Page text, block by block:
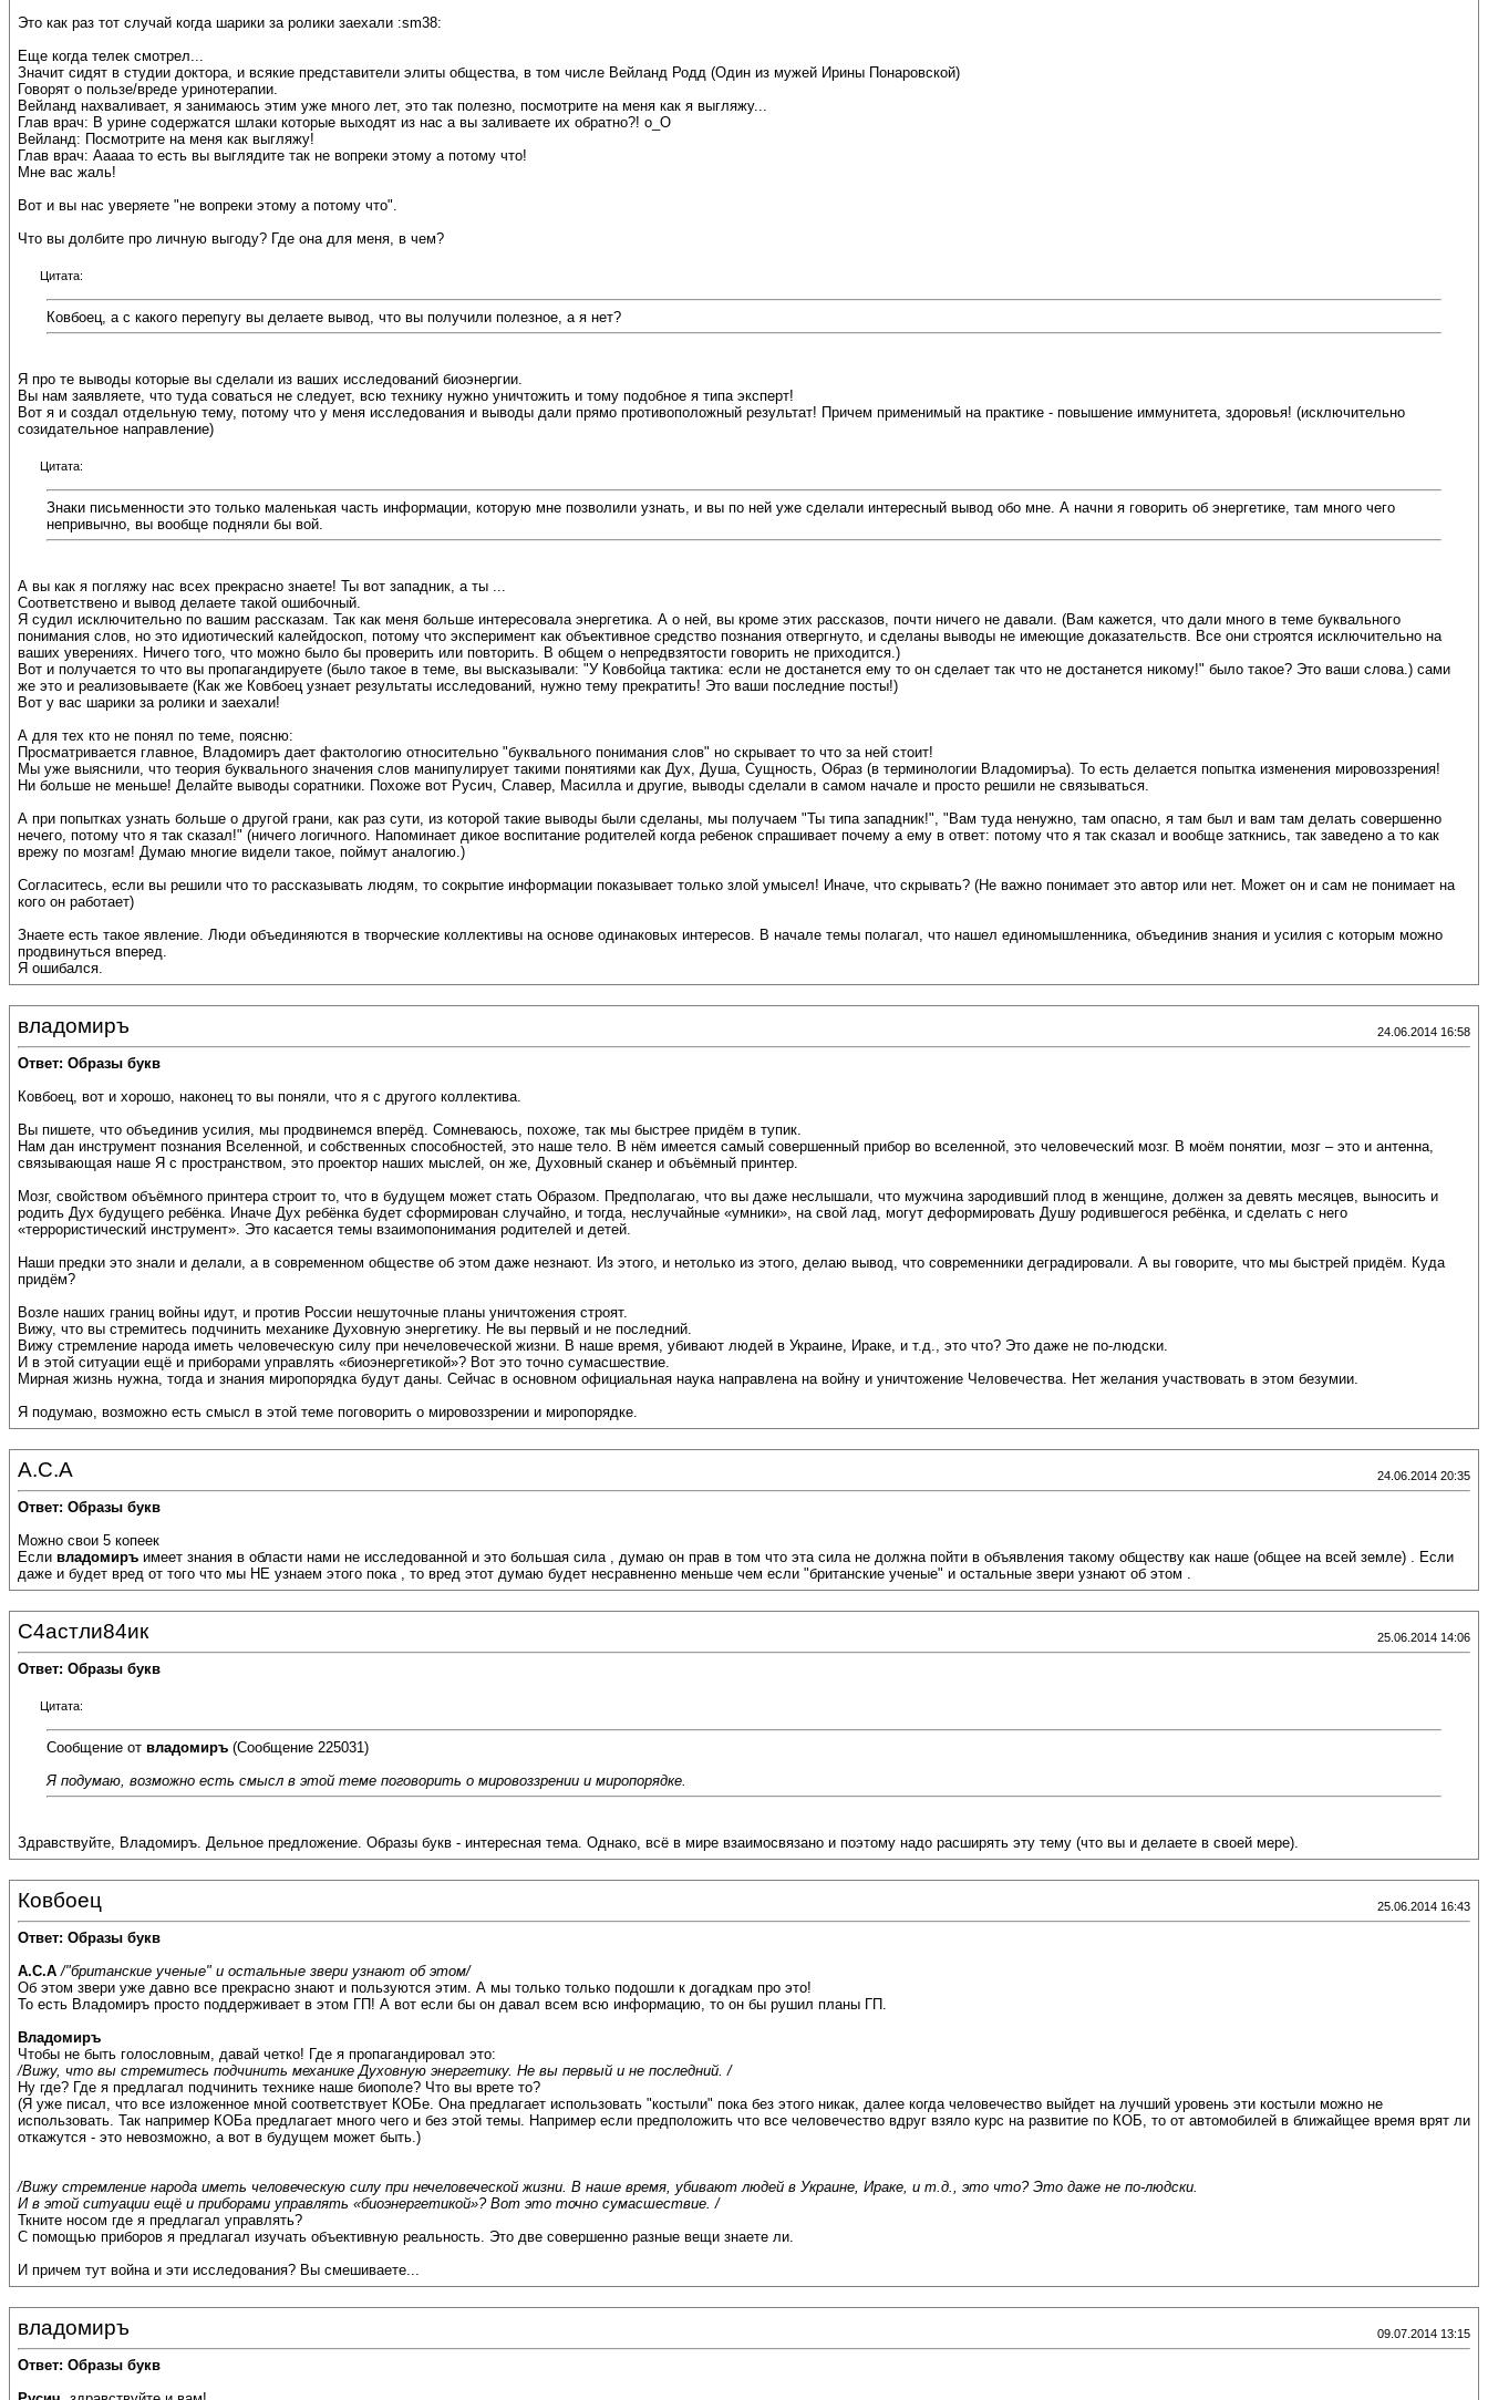
Это как раз тот случай когда шарики за ролики заехали :sm38:
Еще когда телек смотрел...
Значит сидят в студии доктора, и всякие представители элиты общества, в том числе Вейланд Родд (Один из мужей Ирины Понаровской)
Говорят о пользе/вреде уринотерапии.
Вейланд нахваливает, я занимаюсь этим уже много лет, это так полезно, посмотрите на меня как я выгляжу...
Глав врач: В урине содержатся шлаки которые выходят из нас а вы заливаете их обратно?! о_О
Вейланд: Посмотрите на меня как выгляжу!
Глав врач: Ааааа то есть вы выглядите так не вопреки этому а потому что!
Мне вас жаль!
Вот и вы нас уверяете "не вопреки этому а потому что".
Что вы долбите про личную выгоду? Где она для меня, в чем?
Цитата:
Ковбоец, а с какого перепугу вы делаете вывод, что вы получили полезное, а я нет?
Я про те выводы которые вы сделали из ваших исследований биоэнергии.
Вы нам заявляете, что туда соваться не следует, всю технику нужно уничтожить и тому подобное я типа эксперт!
Вот я и создал отдельную тему, потому что у меня исследования и выводы дали прямо противоположный результат! Причем применимый на практике - повышение иммунитета, здоровья! (исключительно
созидательное направление)
Цитата:
Знаки письменности это только маленькая часть информации, которую мне позволили узнать, и вы по ней уже сделали интересный вывод обо мне. А начни я говорить об энергетике, там много чего
непривычно, вы вообще подняли бы вой.
А вы как я погляжу нас всех прекрасно знаете! Ты вот западник, а ты ...
Соответствено и вывод делаете такой ошибочный.
Я судил исключительно по вашим рассказам. Так как меня больше интересовала энергетика. А о ней, вы кроме этих рассказов, почти ничего не давали. (Вам кажется, что дали много в теме буквального
понимания слов, но это идиотический калейдоскоп, потому что эксперимент как объективное средство познания отвергнуто, и сделаны выводы не имеющие доказательств. Все они строятся исключительно на
ваших уверениях. Ничего того, что можно было бы проверить или повторить. В общем о непредвзятости говорить не приходится.)
Вот и получается то что вы пропагандируете (было такое в теме, вы высказывали: "У Ковбойца тактика: если не достанется ему то он сделает так что не достанется никому!" было такое? Это ваши слова.) сами
же это и реализовываете (Как же Ковбоец узнает результаты исследований, нужно тему прекратить! Это ваши последние посты!)
Вот у вас шарики за ролики и заехали!
А для тех кто не понял по теме, поясню:
Просматривается главное, Владомиръ дает фактологию относительно "буквального понимания слов" но скрывает то что за ней стоит!
Мы уже выяснили, что теория буквального значения слов манипулирует такими понятиями как Дух, Душа, Сущность, Образ (в терминологии Владомиръа). То есть делается попытка изменения мировоззрения!
Ни больше не меньше! Делайте выводы соратники. Похоже вот Русич, Славер, Масилла и другие, выводы сделали в самом начале и просто решили не связываться.
А при попытках узнать больше о другой грани, как раз сути, из которой такие выводы были сделаны, мы получаем "Ты типа западник!", "Вам туда ненужно, там опасно, я там был и вам там делать совершенно
нечего, потому что я так сказал!" (ничего логичного. Напоминает дикое воспитание родителей когда ребенок спрашивает почему а ему в ответ: потому что я так сказал и вообще заткнись, так заведено а то как
врежу по мозгам! Думаю многие видели такое, поймут аналогию.)
Согласитесь, если вы решили что то рассказывать людям, то сокрытие информации показывает только злой умысел! Иначе, что скрывать? (Не важно понимает это автор или нет. Может он и сам не понимает на
кого он работает)
Знаете есть такое явление. Люди объединяются в творческие коллективы на основе одинаковых интересов. В начале темы полагал, что нашел единомышленника, объединив знания и усилия с которым можно
продвинуться вперед.
Я ошибался.
владомиръ 24.06.2014 16:58
Ответ: Образы букв
Ковбоец, вот и хорошо, наконец то вы поняли, что я с другого коллектива.
Вы пишете, что объединив усилия, мы продвинемся вперёд. Сомневаюсь, похоже, так мы быстрее придём в тупик.
Нам дан инструмент познания Вселенной, и собственных способностей, это наше тело. В нём имеется самый совершенный прибор во вселенной, это человеческий мозг. В моём понятии, мозг – это и антенна,
связывающая наше Я с пространством, это проектор наших мыслей, он же, Духовный сканер и объёмный принтер.
Мозг, свойством объёмного принтера строит то, что в будущем может стать Образом. Предполагаю, что вы даже неслышали, что мужчина зародивший плод в женщине, должен за девять месяцев, выносить и
родить Дух будущего ребёнка. Иначе Дух ребёнка будет сформирован случайно, и тогда, неслучайные «умники», на свой лад, могут деформировать Душу родившегося ребёнка, и сделать с него
«террористический инструмент». Это касается темы взаимопонимания родителей и детей.
Наши предки это знали и делали, а в современном обществе об этом даже незнают. Из этого, и нетолько из этого, делаю вывод, что современники деградировали. А вы говорите, что мы быстрей придём. Куда
придём?
Возле наших границ войны идут, и против России нешуточные планы уничтожения строят.
Вижу, что вы стремитесь подчинить механике Духовную энергетику. Не вы первый и не последний.
Вижу стремление народа иметь человеческую силу при нечеловеческой жизни. В наше время, убивают людей в Украине, Ираке, и т.д., это что? Это даже не по-людски.
И в этой ситуации ещё и приборами управлять «биоэнергетикой»? Вот это точно сумасшествие.
Мирная жизнь нужна, тогда и знания миропорядка будут даны. Сейчас в основном официальная наука направлена на войну и уничтожение Человечества. Нет желания участвовать в этом безумии.
Я подумаю, возможно есть смысл в этой теме поговорить о мировоззрении и миропорядке.
А.С.А 24.06.2014 20:35
Ответ: Образы букв
Можно свои 5 копеек
Если владомиръ имеет знания в области нами не исследованной и это большая сила , думаю он прав в том что эта сила не должна пойти в объявления такому обществу как наше (общее на всей земле) . Если
даже и будет вред от того что мы НЕ узнаем этого пока , то вред этот думаю будет несравненно меньше чем если "британские ученые" и остальные звери узнают об этом .
С4астли84ик 25.06.2014 14:06
Ответ: Образы букв
Цитата:
Сообщение от владомиръ (Сообщение 225031)
Я подумаю, возможно есть смысл в этой теме поговорить о мировоззрении и миропорядке.
Здравствуйте, Владомиръ. Дельное предложение. Образы букв - интересная тема. Однако, всё в мире взаимосвязано и поэтому надо расширять эту тему (что вы и делаете в своей мере).
Ковбоец 25.06.2014 16:43
Ответ: Образы букв
А.С.А /"британские ученые" и остальные звери узнают об этом/
Об этом звери уже давно все прекрасно знают и пользуются этим. А мы только только подошли к догадкам про это!
То есть Владомиръ просто поддерживает в этом ГП! А вот если бы он давал всем всю информацию, то он бы рушил планы ГП.
Владомиръ
Чтобы не быть голословным, давай четко! Где я пропагандировал это:
/Вижу, что вы стремитесь подчинить механике Духовную энергетику. Не вы первый и не последний. /
Ну где? Где я предлагал подчинить технике наше биополе? Что вы врете то?
(Я уже писал, что все изложенное мной соответствует КОБе. Она предлагает использовать "костыли" пока без этого никак, далее когда человечество выйдет на лучший уровень эти костыли можно не
использовать. Так например КОБа предлагает много чего и без этой темы. Например если предположить что все человечество вдруг взяло курс на развитие по КОБ, то от автомобилей в ближайщее время врят ли
откажутся - это невозможно, а вот в будущем может быть.)
/Вижу стремление народа иметь человеческую силу при нечеловеческой жизни. В наше время, убивают людей в Украине, Ираке, и т.д., это что? Это даже не по-людски.
И в этой ситуации ещё и приборами управлять «биоэнергетикой»? Вот это точно сумасшествие. /
Ткните носом где я предлагал управлять?
С помощью приборов я предлагал изучать объективную реальность. Это две совершенно разные вещи знаете ли.
И причем тут война и эти исследования? Вы смешиваете...
владомиръ 09.07.2014 13:15
Ответ: Образы букв